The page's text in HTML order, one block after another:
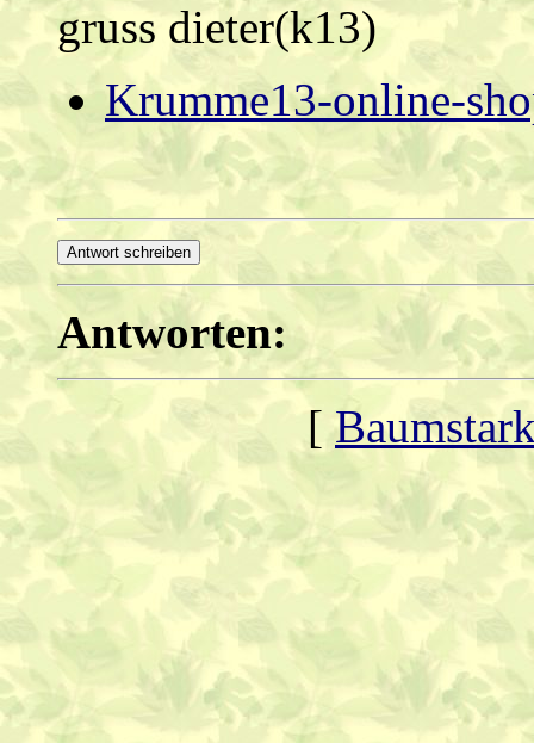
gruss dieter(k13)
Krumme13-online-
Antworten:
[